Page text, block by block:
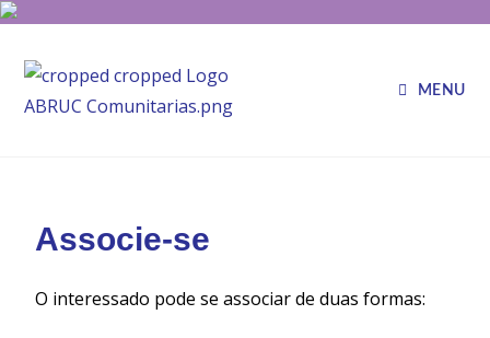
MENU
Associe-se
O interessado pode se associar de duas formas: